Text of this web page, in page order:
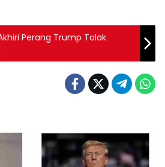
Perang Trump Tolak